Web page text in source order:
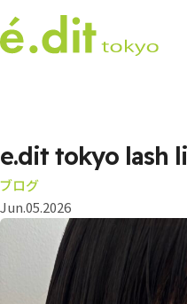
e.dit tokyo lash
ブログ
Jun.05.2026